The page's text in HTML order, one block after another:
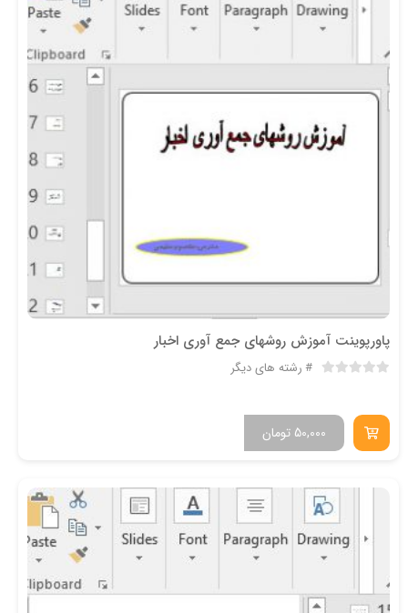
پاورپوینت آموزش روشهای جمع آوری اخبار
رشته های دیگر
تومان 50,000